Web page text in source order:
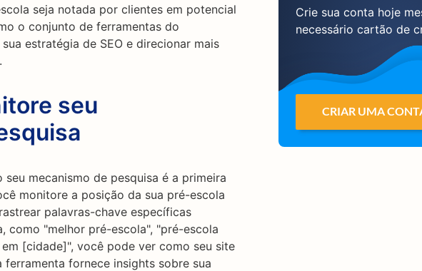
seja notada por clientes em potencial
o conjunto de ferramentas do
estratégia de SEO e direcionar mais
seu
mecanismo de pesquisa é a primeira
monitore a posição da sua pré-escola
palavras-chave específicas
como "melhor pré-escola", "pré-escola
[cidade]", você pode ver como seu site
fornece insights sobre sua
Crie sua conta hoje
necessário cartão de
CRIAR UMA